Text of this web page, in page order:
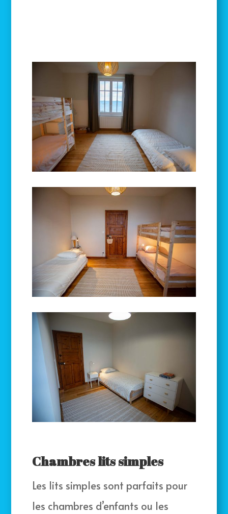
Chambres lits simples
Les lits simples sont parfaits pour
les chambres d’enfants ou les